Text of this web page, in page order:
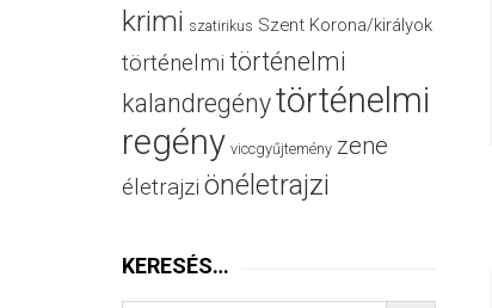
krimi szatirikus Szent Korona/királyok
történelmi történelmi
kalandregénytörténelmi
regény viccgyűjtemény zene
életrajzi önéletrajzi
KERESÉS…